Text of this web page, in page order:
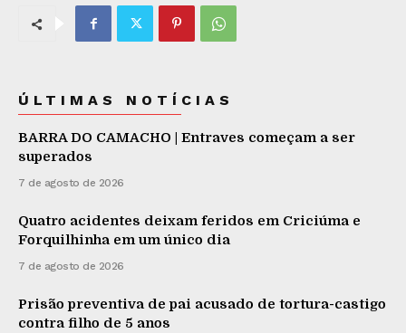
ÚLTIMAS NOTÍCIAS
BARRA DO CAMACHO | Entraves começam a ser
superados
7 de agosto de 2026
Quatro acidentes deixam feridos em Criciúma e
Forquilhinha em um único dia
7 de agosto de 2026
Prisão preventiva de pai acusado de tortura-castigo
contra filho de 5 anos